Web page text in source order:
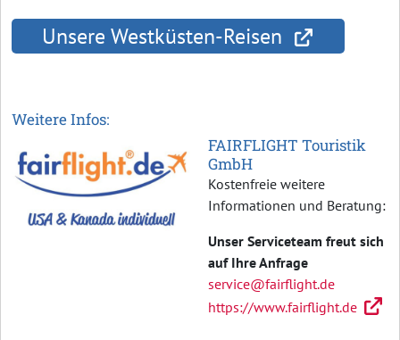
Unsere Westküsten-Reisen
Weitere Infos:
FAIRFLIGHT Touristik
GmbH
Kostenfreie weitere
Informationen und Beratung:
Unser Serviceteam freut sich
auf Ihre Anfrage
service@fairflight.de
https://www.fairflight.de